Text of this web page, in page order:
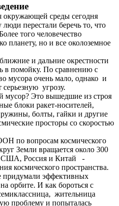
окружающей среды сегодня
люди перестали беречь то, что
того человечество
планету, но и все околоземное
и дальние окрестности
в помойку. По сравнению с
мусора очень мало, однако и
серьезную угрозу.
мусор? Это вышедшие из строя
блоки ракет-носителей,
болты, гайки и другие
просторы со скоростью
по вопросам космического
Земли вращается около 300
США, Россия и Китай -
космического пространства.
эффективных
орбите. И как бороться с
жительница
проблему и попыталась